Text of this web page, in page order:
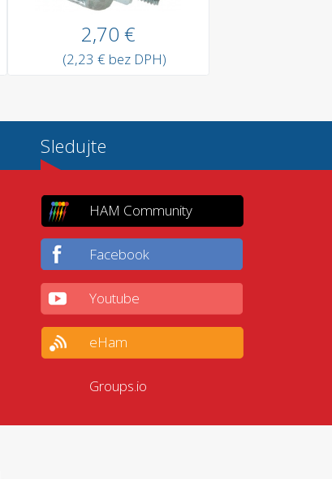
2,70 €
(2,23 € bez DPH)
Sledujte
HAM Community
Facebook
Youtube
eHam
Groups.io